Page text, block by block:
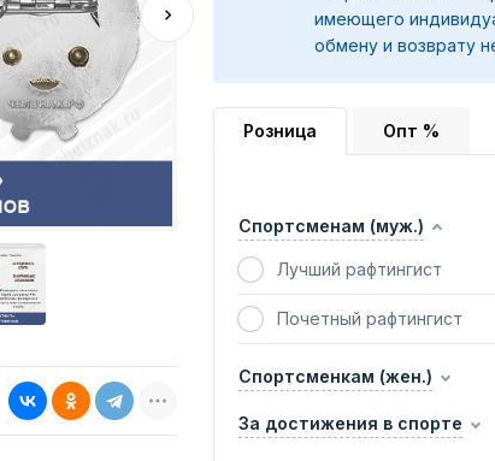
имеющего
обмену и возврату
Розница Опт %
Спортсменам (муж.)
Лучший рафтингист
Почетный рафтингист
Спортсменкам (жен.)
За достижения в спорте